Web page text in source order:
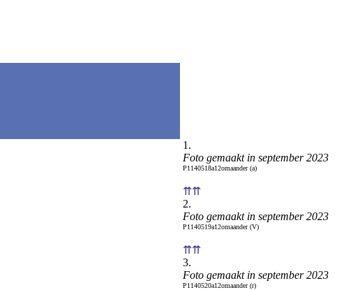
1.
Foto gemaakt in september 2023
P1140518a12omaander (a)
⇈⇈
2.
Foto gemaakt in september 2023
P1140519a12omaander (V)
⇈⇈
3.
Foto gemaakt in september 2023
P1140520a12omaander (r)